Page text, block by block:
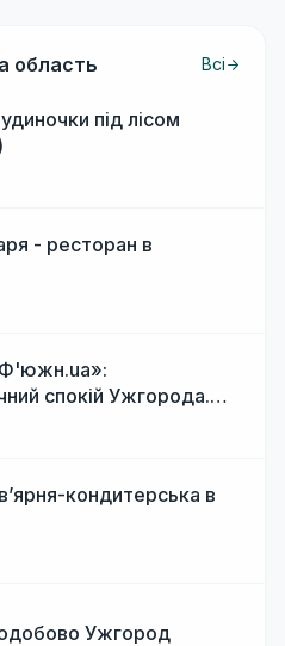
область Всі
під лісом
- ресторан в
спокій Ужгорода.
кухня, затишок
кондитерська в
Ужгород